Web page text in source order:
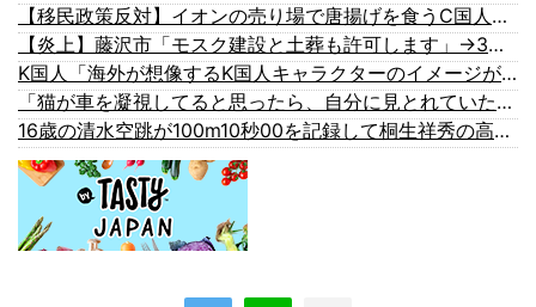
【移民政策反対】イオンの売り場で唐揚げを食うC国人の子供
【炎上】藤沢市「モスク建設と土葬も許可します」→3万人の反対署名も却下
K国人「海外が想像するK国人キャラクターのイメージがこちら・・・」
「猫が車を凝視してると思ったら、自分に見とれていた…」（動画）
16歳の清水空跳が100m10秒00を記録して桐生祥秀の高校記録を更新、海外陸上競技ファンも大衝撃（海外の反応）